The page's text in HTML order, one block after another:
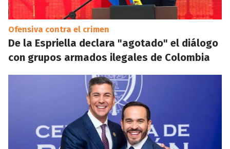
Ofensiva contra el crimen
De la Espriella declara "agotado" el diálogo
con grupos armados ilegales de Colombia